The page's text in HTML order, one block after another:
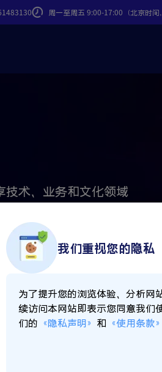
周一至周五 9:00-17:00（北京时间
技术、业务和文化领域
我们重视您的隐私
为了提升您的浏览体验、分析网
续访问本网站即表示您同意我们
们的 《隐私声明》 和 《使用条款》